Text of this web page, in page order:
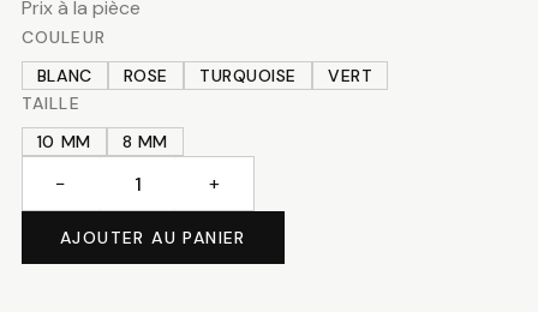
à
Prix à la pièce
COULEUR
BLANC
ROSE TURQUOISE
VERT
TAILLE
10 MM
8 MM
Pierre
− +
AJOUTER AU PANIER